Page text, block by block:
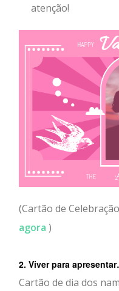
atenção!
(Cartão de
agora )
2. Viver para
Cartão de dia dos